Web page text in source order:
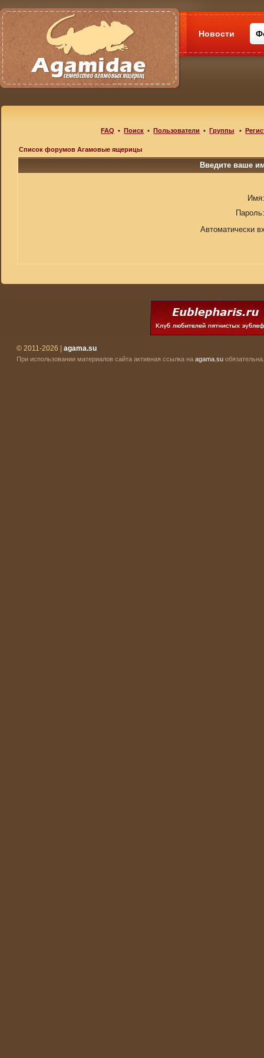
Новости
FAQ •Поиск •Пользователи •Группы •
Список форумов Агамовые ящерицы
Введите ваше
Имя:
Пароль:
Автоматически
© 2011-2026 | agama.su
При использовании материалов сайта активная ссылка на agama.su обязательна.